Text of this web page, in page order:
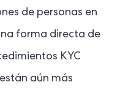
de personas en
forma directa de
KYC
aún más